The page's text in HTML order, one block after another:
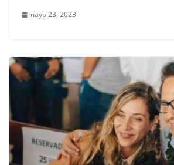
mayo 23, 2023